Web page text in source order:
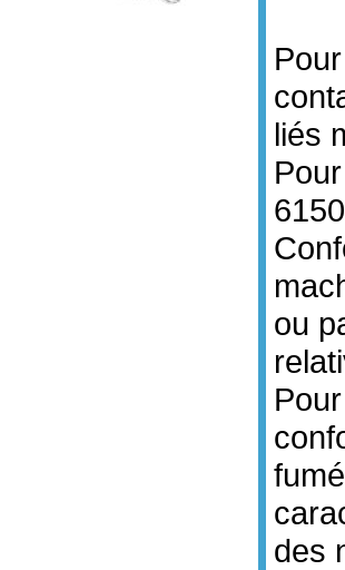
liés
ou
des